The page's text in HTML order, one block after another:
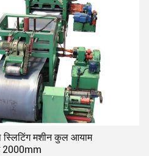
मशीन कुल आयाम
2000mm